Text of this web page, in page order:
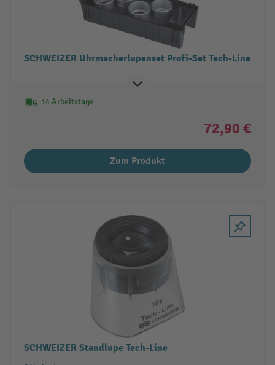
SCHWEIZER Uhrmacherlupenset Profi-Set Tech-Line
14 Arbeitstage
72,90 €
Zum Produkt
SCHWEIZER Standlupe Tech-Line